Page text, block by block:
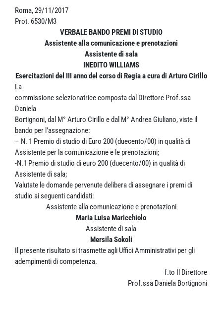
Roma, 29/11/2017
Prot. 6530/M3
VERBALE BANDO PREMI DI STUDIO
Assistente alla comunicazione e prenotazioni
Assistente di sala
INEDITO WILLIAMS
Esercitazioni del III anno del corso di Regia a cura di Arturo Cirillo
La
commissione selezionatrice composta dal Direttore Prof.ssa
Daniela
Bortignoni, dal M° Arturo Cirillo e dal M° Andrea Giuliano, viste il
bando per l’assegnazione:
– N. 1 Premio di studio di Euro 200 (duecento/00) in qualità di
Assistente per la comunicazione e le prenotazioni;
-N.1 Premio di studio di euro 200 (duecento/00) in qualità di
Assistente di sala;
Valutate le domande pervenute delibera di assegnare i premi di
studio ai seguenti candidati:
Assistente alla comunicazione e prenotazioni
Maria Luisa Maricchiolo
Assistente di sala
Mersila Sokoli
Il presente risultato si trasmette agli Uffici Amministrativi per gli
adempimenti di competenza.
f.to Il Direttore
Prof.ssa Daniela Bortignoni